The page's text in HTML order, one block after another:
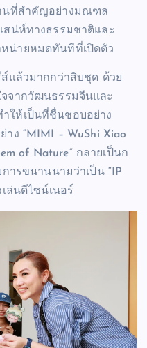
านที่สำคัญอย่างมณฑล
สน่ห์ทางธรรมชาติและ
น่ายหมดทันทีที่เปิดตัว
แล้วมากกว่าสิบชุด ด้วย
จากวัฒนธรรมจีนและ
ให้เป็นที่ชื่นชอบอย่าง
ง “MIMI – WuShi Xiao
of Nature” กลายเป็นก
ารขนานนามว่าเป็น “IP
ล่นดีไซน์เนอร์